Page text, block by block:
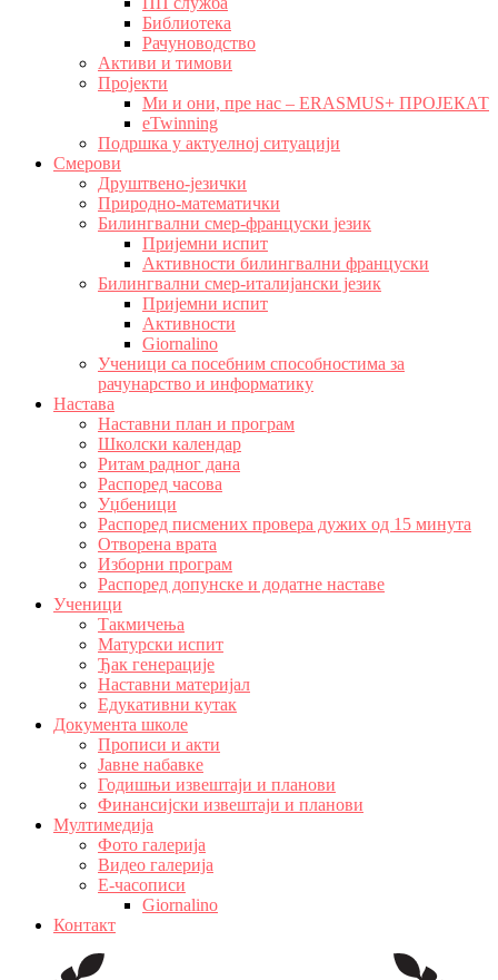
Библиотека
Рачуноводство
Активи и тимови
Пројекти
Ми и они, пре нас – ERASMUS+ ПРОЈЕКАТ
eTwinning
Подршка у актуелној ситуацији
Смерови
Друштвено-језички
Природно-математички
Билингвални смер-француски језик
Пријемни испит
Активности билингвални француски
Билингвални смер-италијански језик
Пријемни испит
Активности
Giornalino
Ученици са посебним способностима за
рачунарство и информатику
Настава
Наставни план и програм
Школски календар
Ритам радног дана
Распоред часова
Уџбеници
Распоред писмених провера дужих од 15 минута
Отворена врата
Изборни програм
Распоред допунске и додатне наставе
Ученици
Такмичења
Матурски испит
Ђак генерације
Наставни материјал
Едукативни кутак
Документа школе
Прописи и акти
Јавне набавке
Годишњи извештаји и планови
Финансијски извештаји и планови
Мултимедија
Фото галерија
Видео галерија
Е-часописи
Giornalino
Контакт